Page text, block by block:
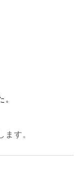
す。